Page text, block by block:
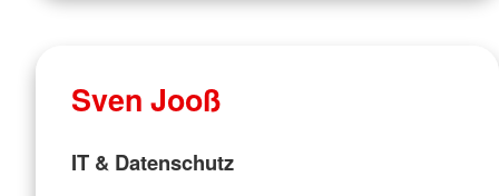
Sven Jooß
IT & Datenschutz